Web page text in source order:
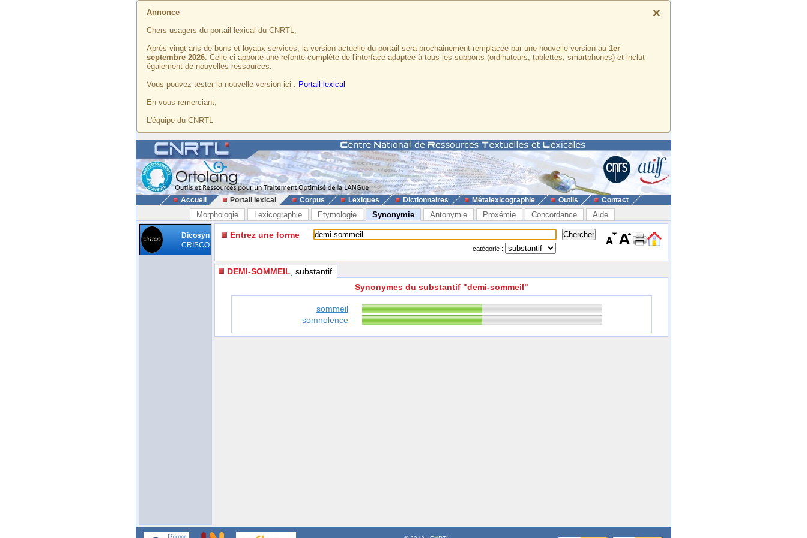
×
Annonce
Chers usagers du portail lexical du CNRTL,
Après vingt ans de bons et loyaux services, la version actuelle du portail sera prochainement remplacée par une nouvelle version au 1er
septembre 2026. Celle-ci apporte une refonte complète de l'interface adaptée à tous les supports (ordinateurs, tablettes, smartphones) et inclut
également de nouvelles ressources.
Vous pouvez tester la nouvelle version ici : Portail lexical
En vous remerciant,
L'équipe du CNRTL
Accueil Portail lexical Corpus Lexiques Dictionnaires Métalexicographie Outils Contact
Morphologie Lexicographie Etymologie Synonymie Antonymie Proxémie Concordance Aide
Dicosyn
CRISCO
Entrez une forme
catégorie :
DEMI-SOMMEIL , substantif
Synonymes du substantif "demi-sommeil"
sommeil
somnolence